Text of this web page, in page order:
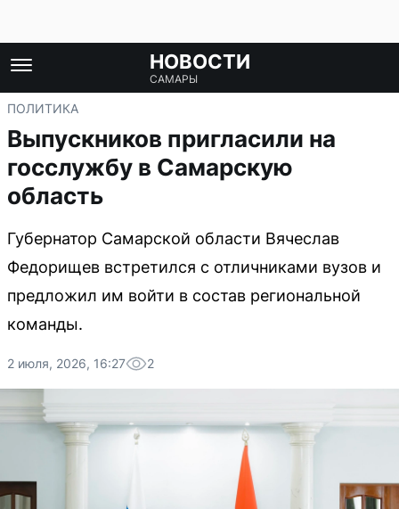
НОВОСТИ
САМАРЫ
ПОЛИТИКА
Выпускников пригласили на
госслужбу в Самарскую
область
Губернатор Самарской области Вячеслав
Федорищев встретился с отличниками вузов и
предложил им войти в состав региональной
команды.
2 июля, 2026, 16:27 2